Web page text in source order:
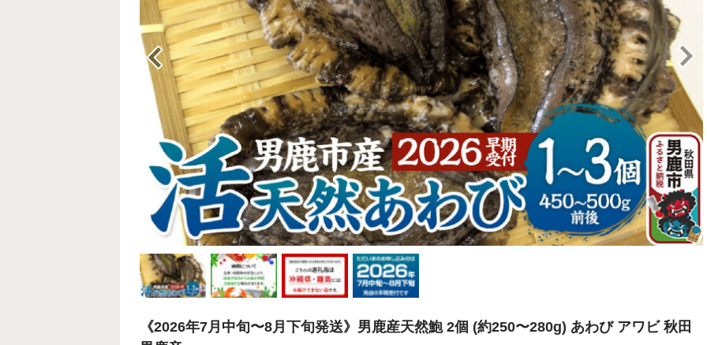
《2026年7月中旬〜8月下旬発送》男鹿産天然鮑 2個 (約250〜280g) あわび アワビ 秋田